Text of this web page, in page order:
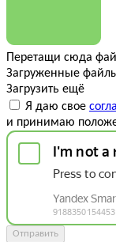
Перетащи сюда
Загруженные
Загрузить ещё
Я даю свое
и принимаю
Отправить